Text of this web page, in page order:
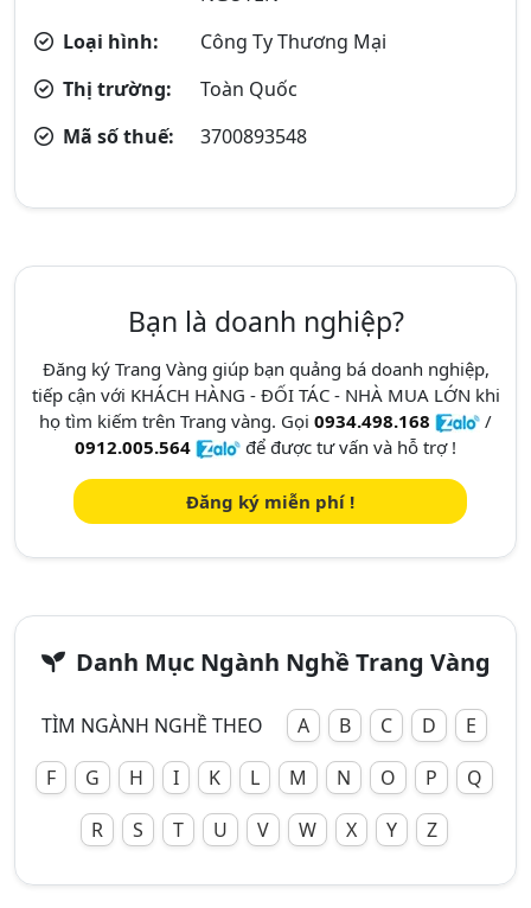
Loại hình:
Công Ty Thương Mại
Thị trường:
Toàn Quốc
Mã số thuế:
3700893548
Bạn là doanh nghiệp?
Đăng ký Trang Vàng giúp bạn quảng bá doanh nghiệp,
tiếp cận với KHÁCH HÀNG - ĐỐI TÁC - NHÀ MUA LỚN khi
họ tìm kiếm trên Trang vàng. Gọi 0934.498.168
/
0912.005.564
để được tư vấn và hỗ trợ !
Đăng ký miễn phí !
Danh Mục Ngành Nghề Trang Vàng
TÌM NGÀNH NGHỀ THEO A B C D
E
F
G H I K L M N O P
Q
R
S T U V W X Y Z